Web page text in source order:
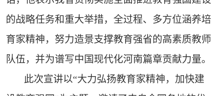
的战略任务和重大举措，全过程、多方位涵养培
育家精神，努力造景支撑教育强省的高素质教师
队伍，并为谱写中国现代化河南篇章贡献力量。
此次宣讲以“大力弘扬教育家精神，加快建